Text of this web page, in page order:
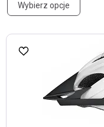
Wybierz opcje